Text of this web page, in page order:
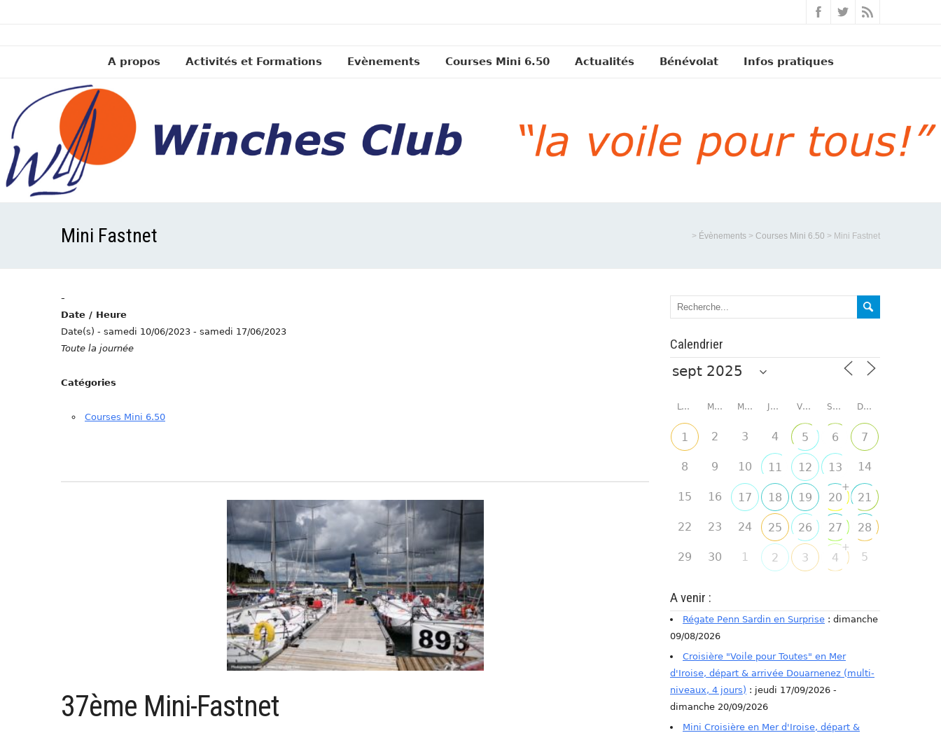
A propos Activités et Formations Evènements Courses Mini 6.50 Actualités Bénévolat Infos pratiques
Mini Fastnet > Évènements > Courses Mini 6.50 > Mini Fastnet
-
Date / Heure
Date(s) - samedi 10/06/2023 - samedi 17/06/2023
Toute la journée
Catégories
Courses Mini 6.50
37ème Mini-Fastnet
Calendrier
LUNDI MARDI MERCREDI JEUDI VENDREDI SAMEDI DIMANCHE
1 2 3 4 5 6 7
8 9 10 11 12 13 14
15 16 17 18 19 20
+
21
22 23 24 25 26 27 28
29 30 1 2 3 4
+
5
A venir :
Régate Penn Sardin en Surprise : dimanche
09/08/2026
Croisière "Voile pour Toutes" en Mer
d'Iroise, départ & arrivée Douarnenez (multi-
niveaux, 4 jours) : jeudi 17/09/2026 -
dimanche 20/09/2026
Mini Croisière en Mer d'Iroise, départ &